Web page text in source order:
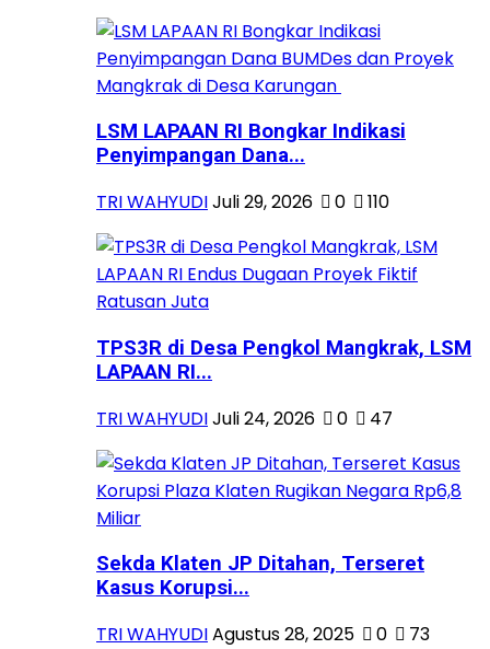
LSM LAPAAN RI Bongkar Indikasi
Penyimpangan Dana...
TRI WAHYUDIJuli 29, 2026 0 110
TPS3R di Desa Pengkol Mangkrak, LSM
LAPAAN RI...
TRI WAHYUDIJuli 24, 2026 0 47
Sekda Klaten JP Ditahan, Terseret
Kasus Korupsi...
TRI WAHYUDIAgustus 28, 2025 0 73